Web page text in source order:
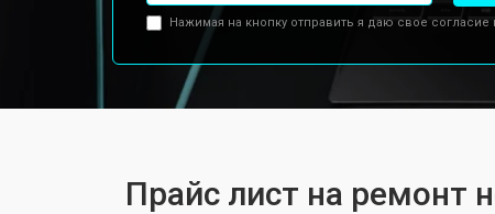
Нажимая на кнопку отправить я даю свое согласие
Прайс лист на ремонт